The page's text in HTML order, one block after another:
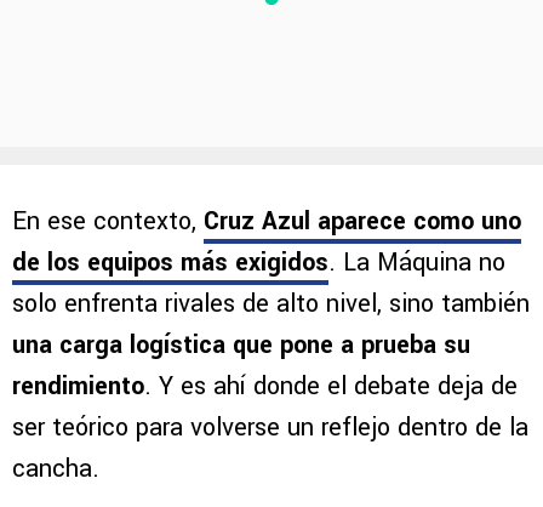
En ese contexto, Cruz Azul aparece como uno
de los equipos más exigidos. La Máquina no
solo enfrenta rivales de alto nivel, sino también
una carga logística que pone a prueba su
rendimiento. Y es ahí donde el debate deja de
ser teórico para volverse un reflejo dentro de la
cancha.